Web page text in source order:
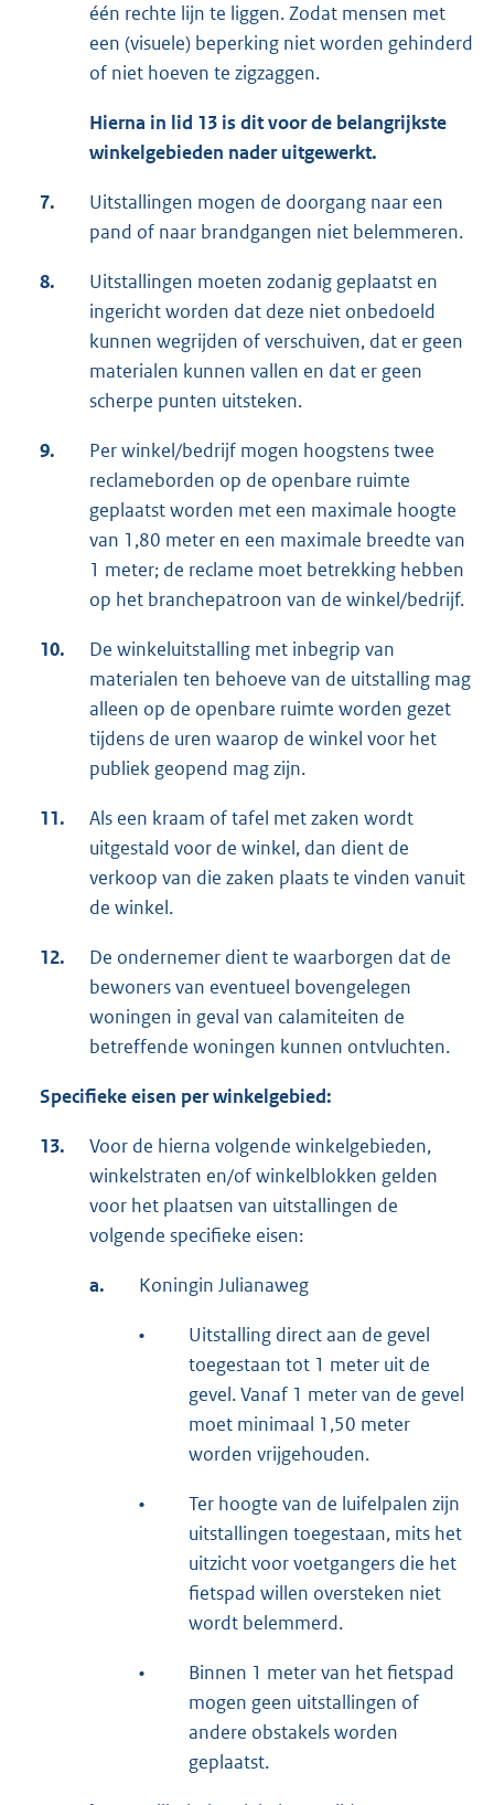
één rechte lijn te liggen. Zodat mensen met
een (visuele) beperking niet worden gehinderd
of niet hoeven te zigzaggen.
Hierna in lid 13 is dit voor de belangrijkste
winkelgebieden nader uitgewerkt.
7.
Uitstallingen mogen de doorgang naar een
pand of naar brandgangen niet belemmeren.
8.
Uitstallingen moeten zodanig geplaatst en
ingericht worden dat deze niet onbedoeld
kunnen wegrijden of verschuiven, dat er geen
materialen kunnen vallen en dat er geen
scherpe punten uitsteken.
9.
Per winkel/bedrijf mogen hoogstens twee
reclameborden op de openbare ruimte
geplaatst worden met een maximale hoogte
van 1,80 meter en een maximale breedte van
1 meter; de reclame moet betrekking hebben
op het branchepatroon van de winkel/bedrijf.
10.
De winkeluitstalling met inbegrip van
materialen ten behoeve van de uitstalling mag
alleen op de openbare ruimte worden gezet
tijdens de uren waarop de winkel voor het
publiek geopend mag zijn.
11.
Als een kraam of tafel met zaken wordt
uitgestald voor de winkel, dan dient de
verkoop van die zaken plaats te vinden vanuit
de winkel.
12.
De ondernemer dient te waarborgen dat de
bewoners van eventueel bovengelegen
woningen in geval van calamiteiten de
betreffende woningen kunnen ontvluchten.
Specifieke eisen per winkelgebied:
13.
Voor de hierna volgende winkelgebieden,
winkelstraten en/of winkelblokken gelden
voor het plaatsen van uitstallingen de
volgende specifieke eisen:
a. Koningin Julianaweg
•
Uitstalling direct aan de gevel
toegestaan tot 1 meter uit de
gevel. Vanaf 1 meter van de gevel
moet minimaal 1,50 meter
worden vrijgehouden.
•
Ter hoogte van de luifelpalen zijn
uitstallingen toegestaan, mits het
uitzicht voor voetgangers die het
fietspad willen oversteken niet
wordt belemmerd.
•
Binnen 1 meter van het fietspad
mogen geen uitstallingen of
andere obstakels worden
geplaatst.